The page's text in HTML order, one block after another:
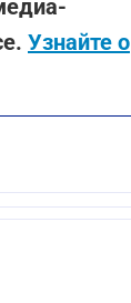
Узнайте о